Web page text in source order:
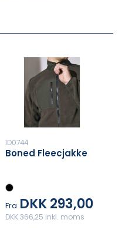
ID0744
Boned Fleecjakke
Fra DKK 293,00
DKK 366,25 inkl. moms